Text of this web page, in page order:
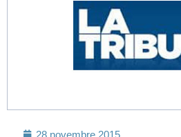
28 novembre 2015